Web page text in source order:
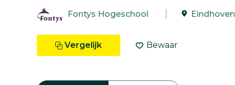
Fontys Hogeschool Eindhoven
Vergelijk Bewaar